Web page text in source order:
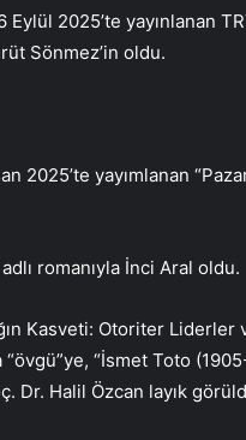
2025’te yayınlanan
Sönmez’in oldu.
2025’te yayımlanan
romanıyla İnci Aral oldu.
Kasveti: Otoriter Liderler
“övgü”ye, “İsmet Toto
Dr. Halil Özcan layık